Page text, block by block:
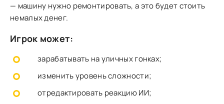
— машину нужно ремонтировать, а это будет стоить
немалых денег.
Игрок может:
зарабатывать на уличных гонках;
изменить уровень сложности;
отредактировать реакцию ИИ;